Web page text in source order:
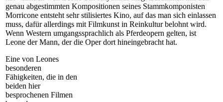
genau abgestimmten Kompositionen seines Stammkomponisten
Morricone entsteht sehr stilisiertes Kino, auf das man sich einlassen
muss, dafür allerdings mit Filmkunst in Reinkultur belohnt wird.
Wenn Western umgangssprachlich als Pferdeopern gelten, ist
Leone der Mann, der die Oper dort hineingebracht hat.
Eine von Leones
besonderen
Fähigkeiten, die in den
beiden hier
besprochenen Filmen